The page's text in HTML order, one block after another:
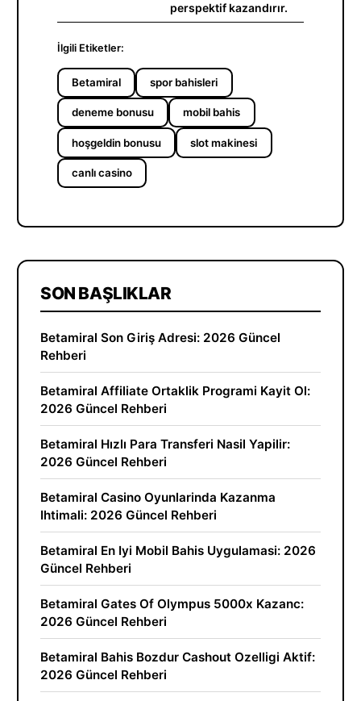
perspektif kazandırır.
İlgili Etiketler:
Betamiral spor bahisleri
deneme bonusu mobil bahis
hoşgeldin bonusu slot makinesi
canlı casino
SON BAŞLIKLAR
Betamiral Son Giriş Adresi: 2026 Güncel
Rehberi
Betamiral Affiliate Ortaklik Programi Kayit Ol:
2026 Güncel Rehberi
Betamiral Hızlı Para Transferi Nasil Yapilir:
2026 Güncel Rehberi
Betamiral Casino Oyunlarinda Kazanma
Ihtimali: 2026 Güncel Rehberi
Betamiral En Iyi Mobil Bahis Uygulamasi: 2026
Güncel Rehberi
Betamiral Gates Of Olympus 5000x Kazanc:
2026 Güncel Rehberi
Betamiral Bahis Bozdur Cashout Ozelligi Aktif:
2026 Güncel Rehberi